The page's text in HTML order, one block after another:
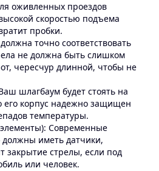
оживленных проездов
скоростью подъема
пробки.
точно соответствовать
не должна быть слишком
чересчур длинной, чтобы не
шлагбаум будет стоять на
его корпус надежно защищен
температуры.
Современные
должны иметь датчики,
закрытие стрелы, если под
или человек.